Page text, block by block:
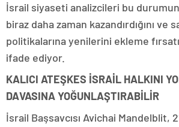
İsrail siyaseti analizcileri bu
biraz daha zaman kazandırdığını ve
politikalarına yenilerini ekleme
ifade ediyor.
KALICI ATEŞKES İSRAİL HALKINI
DAVASINA YOĞUNLAŞTIRABİLİR
İsrail Başsavcısı Avichai Mandelblit,